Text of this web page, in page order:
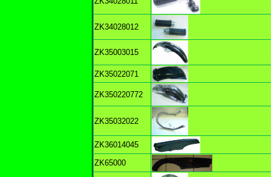
ZK34028012
ZK35003015
ZK35022071
ZK350220772
ZK35032022
ZK36014045
ZK65000